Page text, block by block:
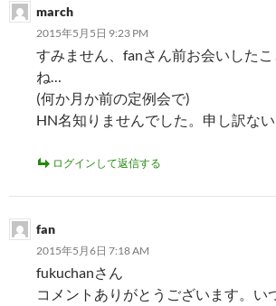
march
2015年5月5日 9:23 PM
すみません、fanさん前お会いした
ね…
(何か月か前の定例会で)
HN名知りませんでした。申し訳ない
ログインして返信する
fan
2015年5月6日 7:18 AM
fukuchanさん
コメントありがとうございます。い